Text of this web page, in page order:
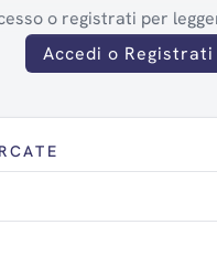
o registrati per
Accedi o Registrati